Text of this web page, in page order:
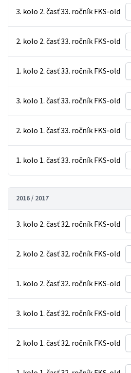
3. kolo 2. časť 33. ročník FKS-old
2. kolo 2. časť 33. ročník FKS-old
1. kolo 2. časť 33. ročník FKS-old
3. kolo 1. časť 33. ročník FKS-old
2. kolo 1. časť 33. ročník FKS-old
1. kolo 1. časť 33. ročník FKS-old
2016 / 2017
3. kolo 2. časť 32. ročník FKS-old
2. kolo 2. časť 32. ročník FKS-old
1. kolo 2. časť 32. ročník FKS-old
3. kolo 1. časť 32. ročník FKS-old
2. kolo 1. časť 32. ročník FKS-old